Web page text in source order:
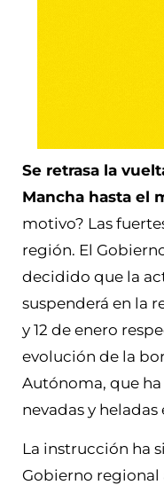
Se retrasa la
Mancha hasta el
motivo? Las
región. El
decidido que la
suspenderá en la
y 12 de enero
evolución de la
Autónoma, que
nevadas y heladas
La instrucción ha
Gobierno regional